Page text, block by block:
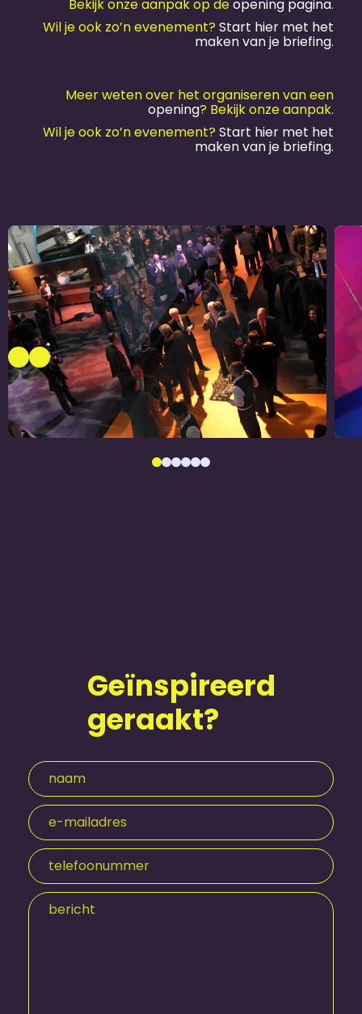
Bekijk onze aanpak op deopening pagina.
Wil je ook zo’n evenement? Start hier met het
maken van je briefing.
Meer weten over het organiseren van een
opening? Bekijk onze aanpak.
Wil je ook zo’n evenement? Start hier met het
maken van je briefing.
Geïnspireerd
geraakt?